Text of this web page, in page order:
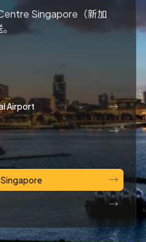
Singapore（新加
Airport →
→
Singapore →
→